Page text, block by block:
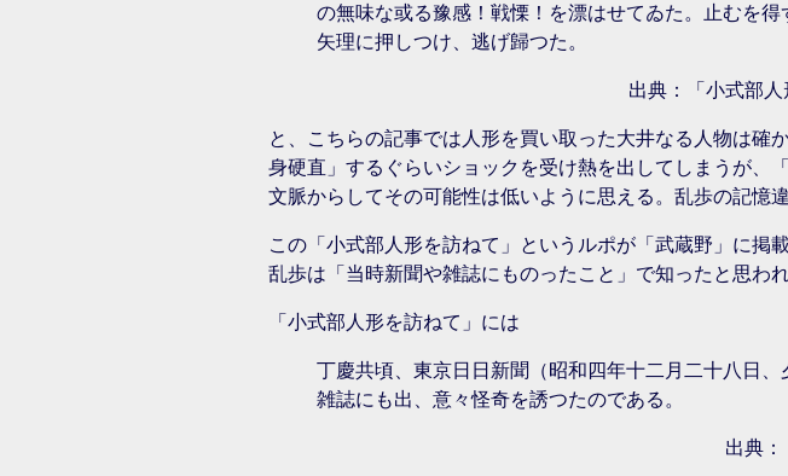
の無味な或る豫感！戦慄！を漂はせてゐた。止むを
矢理に押しつけ、逃げ歸つた。
出典：「小式部
と、こちらの記事では人形を買い取った大井なる人物は確
身硬直」するぐらいショックを受け熱を出してしまうが、
文脈からしてその可能性は低いように思える。乱歩の記憶
この「小式部人形を訪ねて」というルポが「武蔵野」に掲
乱歩は「当時新聞や雑誌にものったこと」で知ったと思わ
「小式部人形を訪ねて」には
丁慶共頃、東京日日新聞（昭和四年十二月二十八日
雑誌にも出、意々怪奇を誘つたのである。
出典